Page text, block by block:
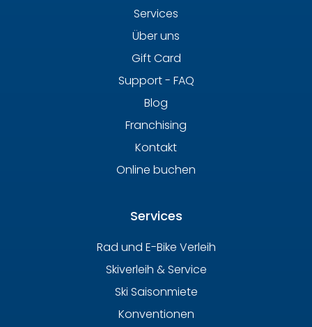
Services
Über uns
Gift Card
Support - FAQ
Blog
Franchising
Kontakt
Online buchen
Services
Rad und E-Bike Verleih
Skiverleih & Service
Ski Saisonmiete
Konventionen